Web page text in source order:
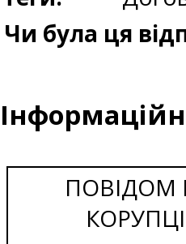
Чи була ця
ПОВІДОМ